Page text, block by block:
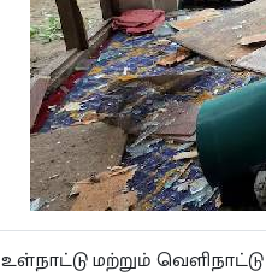
உள்நாட்டு மற்றும்